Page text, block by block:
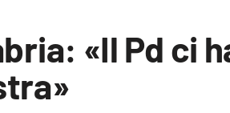
«Il Pd ci